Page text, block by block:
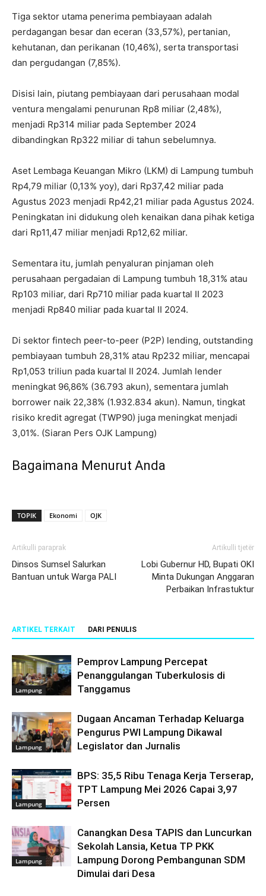
Tiga sektor utama penerima pembiayaan adalah
perdagangan besar dan eceran (33,57%), pertanian,
kehutanan, dan perikanan (10,46%), serta transportasi
dan pergudangan (7,85%).
Disisi lain, piutang pembiayaan dari perusahaan modal
ventura mengalami penurunan Rp8 miliar (2,48%),
menjadi Rp314 miliar pada September 2024
dibandingkan Rp322 miliar di tahun sebelumnya.
Aset Lembaga Keuangan Mikro (LKM) di Lampung tumbuh
Rp4,79 miliar (0,13% yoy), dari Rp37,42 miliar pada
Agustus 2023 menjadi Rp42,21 miliar pada Agustus 2024.
Peningkatan ini didukung oleh kenaikan dana pihak ketiga
dari Rp11,47 miliar menjadi Rp12,62 miliar.
Sementara itu, jumlah penyaluran pinjaman oleh
perusahaan pergadaian di Lampung tumbuh 18,31% atau
Rp103 miliar, dari Rp710 miliar pada kuartal II 2023
menjadi Rp840 miliar pada kuartal II 2024.
Di sektor fintech peer-to-peer (P2P) lending, outstanding
pembiayaan tumbuh 28,31% atau Rp232 miliar, mencapai
Rp1,053 triliun pada kuartal II 2024. Jumlah lender
meningkat 96,86% (36.793 akun), sementara jumlah
borrower naik 22,38% (1.932.834 akun). Namun, tingkat
risiko kredit agregat (TWP90) juga meningkat menjadi
3,01%. (Siaran Pers OJK Lampung)
Bagaimana Menurut Anda
TOPIK Ekonomi OJK
Artikulli paraprak
Dinsos Sumsel Salurkan
Bantuan untuk Warga PALI
Artikulli tjetër
Lobi Gubernur HD, Bupati OKI
Minta Dukungan Anggaran
Perbaikan Infrastuktur
ARTIKEL TERKAIT DARI PENULIS
Lampung
Pemprov Lampung Percepat
Penanggulangan Tuberkulosis di
Tanggamus
Lampung
Dugaan Ancaman Terhadap Keluarga
Pengurus PWI Lampung Dikawal
Legislator dan Jurnalis
Lampung
BPS: 35,5 Ribu Tenaga Kerja Terserap,
TPT Lampung Mei 2026 Capai 3,97
Persen
Lampung
Canangkan Desa TAPIS dan Luncurkan
Sekolah Lansia, Ketua TP PKK
Lampung Dorong Pembangunan SDM
Dimulai dari Desa